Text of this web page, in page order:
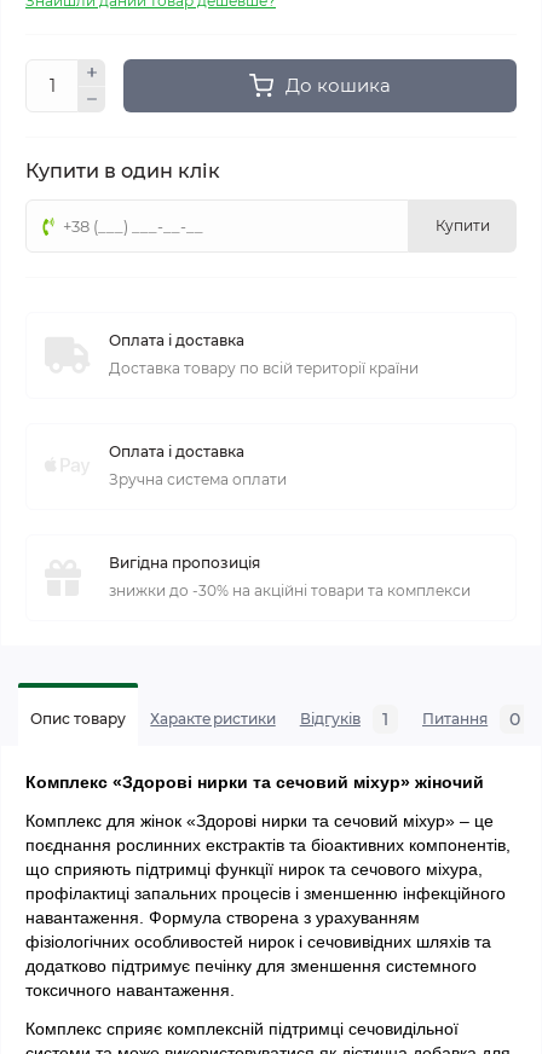
До кошика
Купити в один клік
Купити
Оплата і доставка
Доставка товару по всій території країни
Оплата і доставка
Зручна система оплати
Вигідна пропозиція
знижки до -30% на акційні товари та комплекси
Опис товару Характеристики Відгуків 1 Питання 0
Комплекс «Здорові нирки та сечовий міхур» жіночий
Комплекс для жінок «Здорові нирки та сечовий міхур» – це
поєднання рослинних екстрактів та біоактивних компонентів,
що сприяють підтримці функції нирок та сечового міхура,
профілактиці запальних процесів і зменшенню інфекційного
навантаження. Формула створена з урахуванням
фізіологічних особливостей нирок і сечовивідних шляхів та
додатково підтримує печінку для зменшення системного
токсичного навантаження.
Комплекс сприяє комплексній підтримці сечовидільної